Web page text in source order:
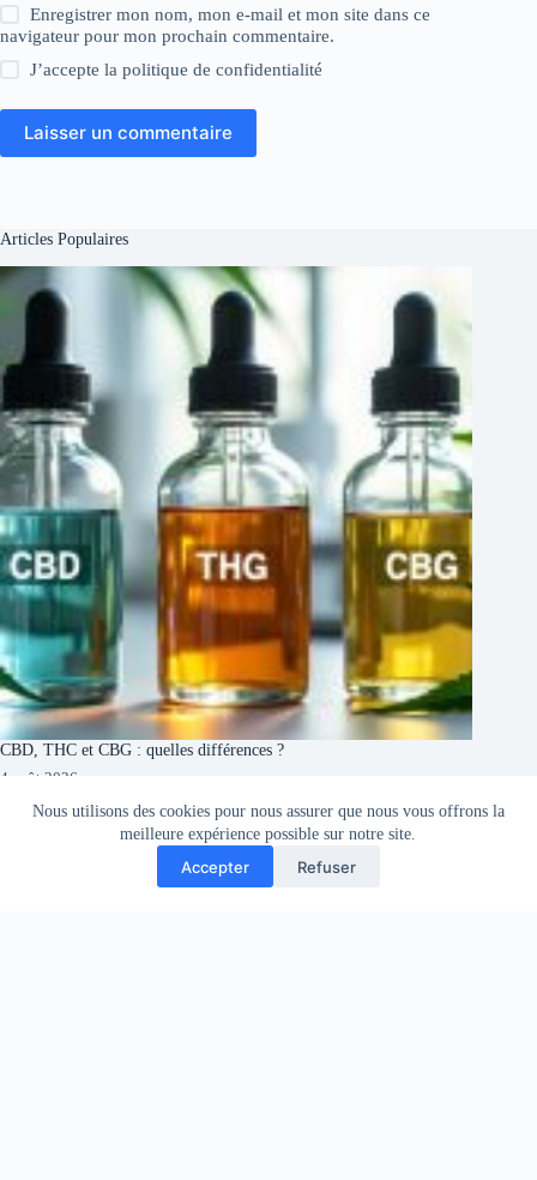
Nous utilisons des cookies pour nous assurer que nous vous offrons la
meilleure expérience possible sur notre site.
Accepter Refuser
Enregistrer mon nom, mon e-mail et mon site dans ce
navigateur pour mon prochain commentaire.
J’accepte lapolitique de confidentialité
Laisser un commentaire
Articles Populaires
CBD, THC et CBG : quelles différences ?
4 août 2026